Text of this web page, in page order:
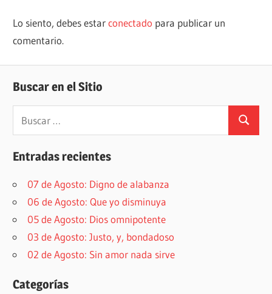
Lo siento, debes estarconectado para publicar un
comentario.
Buscar en el Sitio
Buscar
Entradas recientes
07 de Agosto: Digno de alabanza
06 de Agosto: Que yo disminuya
05 de Agosto: Dios omnipotente
03 de Agosto: Justo, y, bondadoso
02 de Agosto: Sin amor nada sirve
Categorías